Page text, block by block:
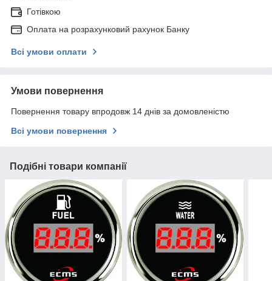
Готівкою
Оплата на розрахунковий рахунок Банку
Всі умови оплати
Умови повернення
Повернення товару впродовж 14 днів за домовленістю
Всі умови повернення
Подібні товари компанії